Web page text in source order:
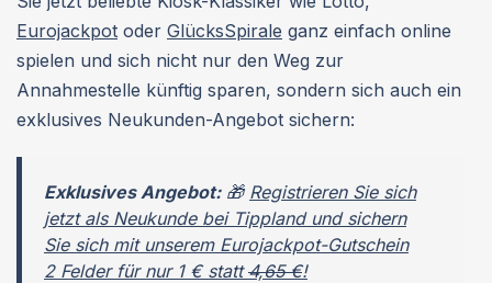
Eurojackpot oder GlücksSpirale ganz einfach online
spielen und sich nicht nur den Weg zur
Annahmestelle künftig sparen, sondern sich auch ein
exklusives Neukunden-Angebot sichern:
Exklusives Angebot:🎁 Registrieren Sie sich
jetzt als Neukunde bei Tippland und sichern
Sie sich mit unserem Eurojackpot-Gutschein
2 Felder für nur 1 € statt4,65 €!